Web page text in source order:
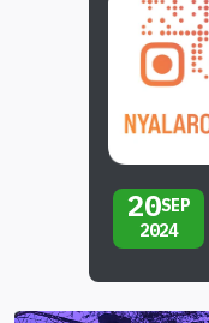
20SEP
2024